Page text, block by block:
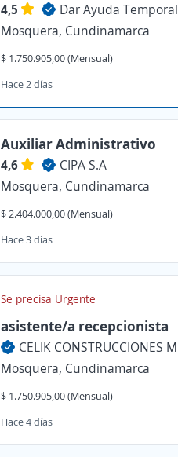
4,5
Dar Ayuda Temporal
Mosquera, Cundinamarca
$ 1.750.905,00 (Mensual)
Hace 2 días
Auxiliar Administrativo
4,6
CIPA S.A
Mosquera, Cundinamarca
$ 2.404.000,00 (Mensual)
Hace 3 días
Se precisa Urgente
asistente/a recepcionista
CELIK CONSTRUCCIONES
Mosquera, Cundinamarca
$ 1.750.905,00 (Mensual)
Hace 4 días